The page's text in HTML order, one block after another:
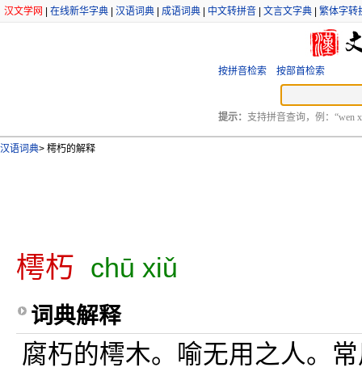
汉文学网 在线新华字典 汉语词典 成语词典 中文转拼音 文言文字典 繁体字转
按拼音检索 按部首检索
提示： 支持拼音查询，例：“wen
汉语词典> 樗朽的解释
樗朽 chū xiǔ
词典解释
腐朽的樗木。喻无用之人。